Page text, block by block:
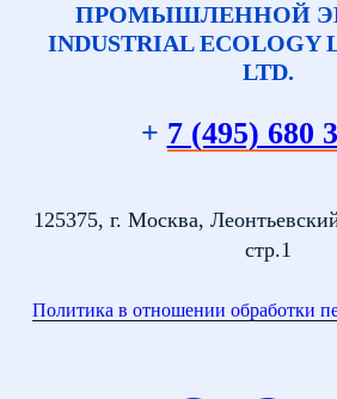
ПРОМЫШЛЕННОЙ
INDUSTRIAL ECOLOGY
LTD.
+ 7 (495) 680
125375, г. Москва,
стр.1
Политика в отношении обработки